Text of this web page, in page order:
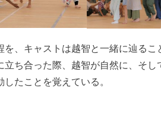
を、キャストは越智と一緒に辿る
立ち合った際、越智が自然に、そ
したことを覚えている。